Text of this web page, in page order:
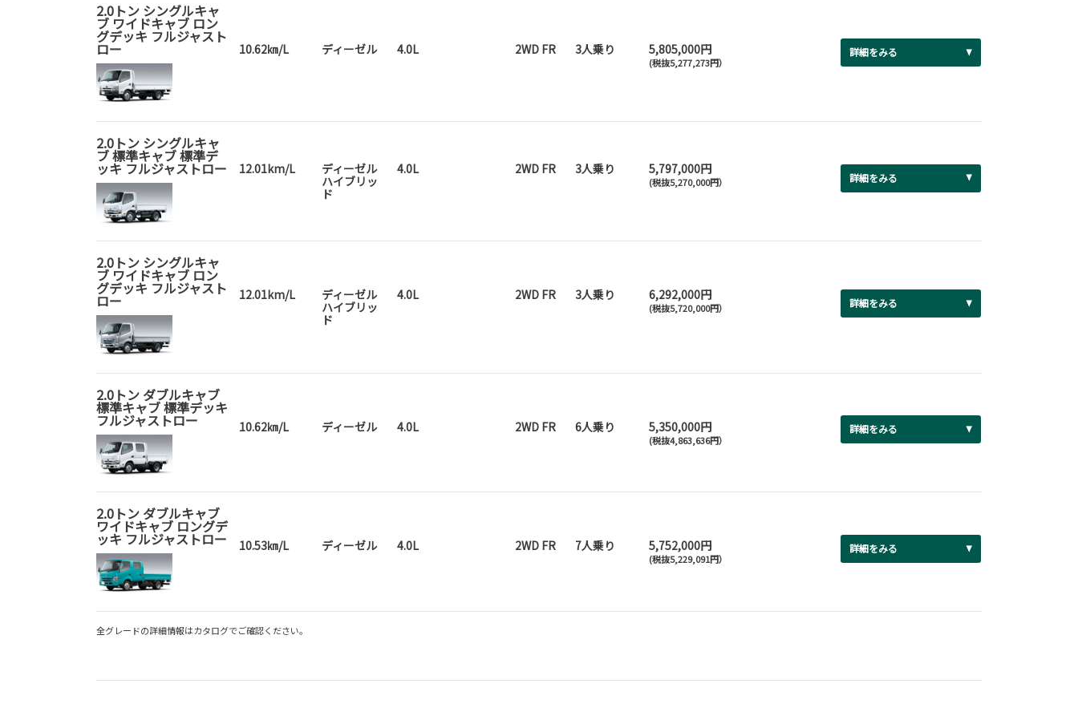
2.0トン シングルキャ
ブ ワイドキャブ ロン
グデッキ フルジャスト
ロー 10.62㎞/L ディーゼル 4.0L 2WD FR 3人乗り 5,805,000円
(税抜5,277,273円）
詳細をみる
2.0トン シングルキャ
ブ 標準キャブ 標準デ
ッキ フルジャストロー 12.01km/L
ディーゼル
ハイブリッ
ド
4.0L 2WD FR 3人乗り 5,797,000円
(税抜5,270,000円） 詳細をみる
2.0トン シングルキャ
ブ ワイドキャブ ロン
グデッキ フルジャスト
ロー 12.01km/L
ディーゼル
ハイブリッ
ド
4.0L 2WD FR 3人乗り 6,292,000円
(税抜5,720,000円） 詳細をみる
2.0トン ダブルキャブ
標準キャブ 標準デッキ
フルジャストロー 10.62㎞/L ディーゼル 4.0L 2WD FR 6人乗り 5,350,000円
(税抜4,863,636円）
詳細をみる
2.0トン ダブルキャブ
ワイドキャブ ロングデ
ッキ フルジャストロー 10.53㎞/L ディーゼル 4.0L 2WD FR 7人乗り 5,752,000円
(税抜5,229,091円）
詳細をみる
全グレードの詳細情報はカタログでご確認ください。